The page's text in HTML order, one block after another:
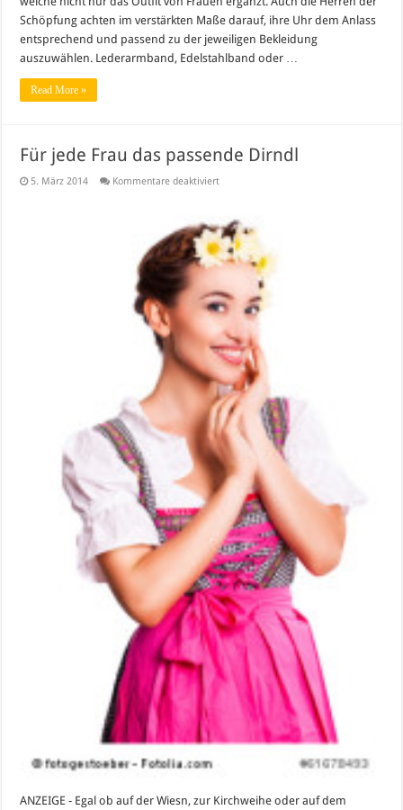
Schöpfung achten im verstärkten Maße darauf, ihre Uhr dem Anlass
entsprechend und passend zu der jeweiligen Bekleidung
auszuwählen. Lederarmband, Edelstahlband oder …
Read More »
Für jede Frau das passende Dirndl
5. März 2014 Kommentare deaktiviertfür
das
passende
Dirndl
ANZEIGE - Egal ob auf der Wiesn, zur Kirchweihe oder auf dem